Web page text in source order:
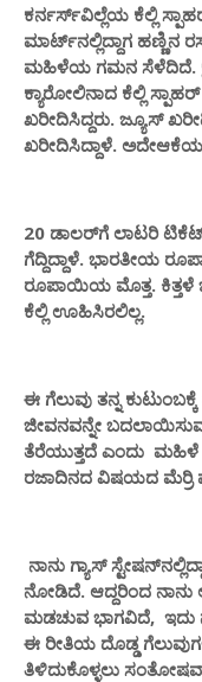
ಕರ್ನರ್ಸ್‌ವಿಲ್ಲೆಯ ಕೆಲ್ಲಿ
ಮಾರ್ಟ್‌ನಲ್ಲಿದ್ದಾಗ ಹಣ್ಣಿನ
ಮಹಿಳೆಯ ಗಮನ ಸೆಳೆದಿದೆ.
ಕ್ಯಾರೋಲಿನಾದ ಕೆಲ್ಲಿ
ಖರೀದಿಸಿದ್ದರು. ಜ್ಯೂಸ್‌
ಖರೀದಿಸಿದ್ದಾಳೆ.
20 ಡಾಲರ್‌ಗೆ ಲಾಟರಿ
ಗೆದ್ದಿದ್ದಾಳೆ. ಭಾರತೀಯ
ರೂಪಾಯಿಯ ಮೊತ್ತ. ಕಿತ್ತಳೆ
ಕೆಲ್ಲಿ ಊಹಿಸಿರಲಿಲ್ಲ.
ಈ ಗೆಲುವು ತನ್ನ
ಜೀವನವನ್ನೇ
ತೆರೆಯುತ್ತದೆ ಎಂದು ಮಹಿಳೆ
ರಜಾದಿನದ ವಿಷಯದ ಮೆರ್ರಿ
ನಾನು ಗ್ಯಾಸ್
ನೋಡಿದೆ. ಆದ್ದರಿಂದ ನಾನು
ಮಡಚುವ ಭಾಗವಿದೆ, ಇದು
ಈ ರೀತಿಯ ದೊಡ್ಡ
ತಿಳಿದುಕೊಳ್ಳಲು